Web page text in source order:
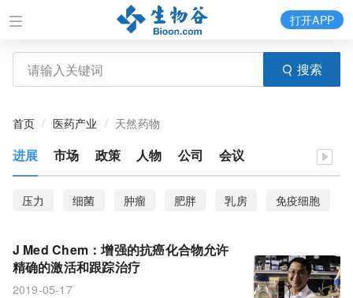
搜索
打开APP
首页 医药产业 天然药物
进展 市场 政策 人物 公司 会议
压力 细菌 肿瘤 肥胖 乳房
免疫细胞
免疫学机制
登革热
H神经损伤
抗癌疗法
J Med Chem：增强的抗癌化合物允许
精确的激活和跟踪治疗
2019-05-17